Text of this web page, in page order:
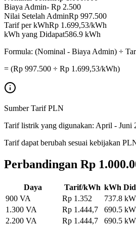
Biaya Admin- Rp 2.500
Nilai Setelah AdminRp 997.500
Tarif per kWhRp 1.699,53/kWh
kWh yang Didapat586.9 kWh
Formula: (Nominal - Biaya Admin) ÷
= (Rp 997.500 ÷ Rp 1.699,53/kWh)
Sumber Tarif PLN
Tarif listrik yang digunakan: April - Juni
Tarif dapat berubah sesuai kebijakan
Perbandingan Rp
Daya Tarif/kWh kWh
900 VA
Rp 1.352 737.8
1.300 VA
Rp 1.444,7 690.5
2.200 VA
Rp 1.444,7 690.5